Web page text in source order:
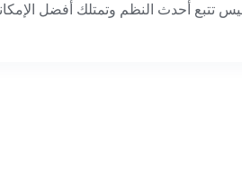
تتبع أحدث النظم وتمتلك أفضل